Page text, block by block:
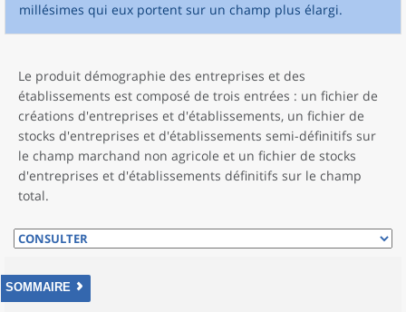
millésimes qui eux portent sur un champ plus élargi.
Le produit démographie des entreprises et des
établissements est composé de trois entrées : un fichier de
créations d'entreprises et d'établissements, un fichier de
stocks d'entreprises et d'établissements semi-définitifs sur
le champ marchand non agricole et un fichier de stocks
d'entreprises et d'établissements définitifs sur le champ
total.
SOMMAIRE